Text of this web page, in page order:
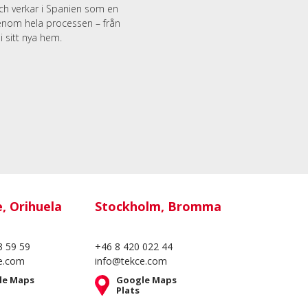
verkar i Spanien som en
hela processen – från
sitt nya hem.
Orihuela
59 59
Maps
Stockholm, Bromma
+46 8 420 022 44
info@tekce.com
Google Maps
Plats